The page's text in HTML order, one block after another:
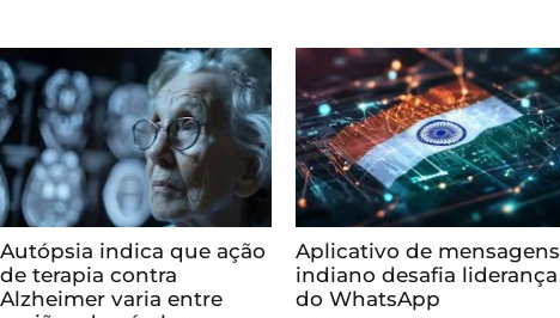
Autópsia indica que ação
de terapia contra
Alzheimer varia entre
Aplicativo de mensagens
indiano desafia liderança
do WhatsApp